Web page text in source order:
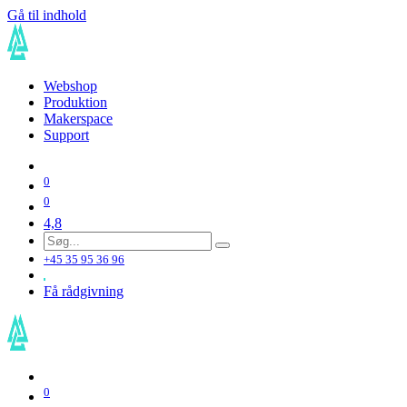
Gå til indhold
Webshop
Produktion
Makerspace
Support
0
0
4,8
+45 35 95 36 96
Få rådgivning
0